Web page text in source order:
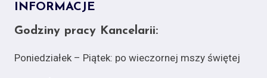
INFORMACJE
Godziny pracy Kancelarii:
Poniedziałek – Piątek: po wieczornej mszy świętej